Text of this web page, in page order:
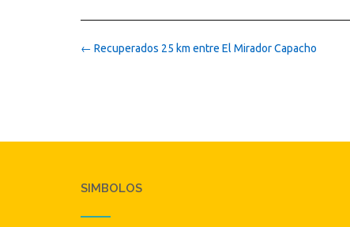
Post
← Recuperados 25 km entre El Mirador Capacho
SIMBOLOS